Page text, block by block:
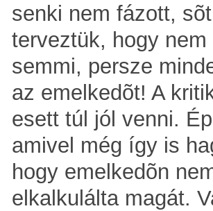
senki nem fázott,
terveztük, hogy
semmi, persze
az emelkedõt! A
esett túl jól venni.
amivel még így is
hogy emelkedõn
elkalkulálta magát.